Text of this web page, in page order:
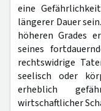
eine
längerer Dauer
höheren Grades
seines
rechtswidrige
seelisch oder
erheblich
wirtschaftlicher